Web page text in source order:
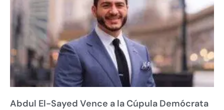
Abdul El-Sayed Vence a la Cúpula Demócrata